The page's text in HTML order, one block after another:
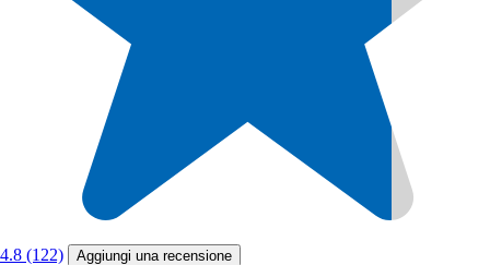
4.8 (122) Aggiungi una recensione